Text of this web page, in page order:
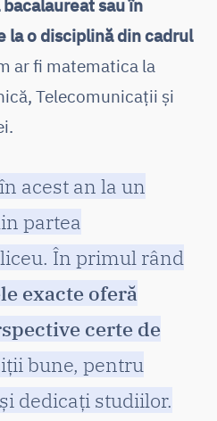
sau în
la o disciplină din cadrul
ar fi matematica la
Telecomunicații și
acest an la un
partea
În primul rând
exacte oferă
certe de
bune, pentru
dedicați studiilor.